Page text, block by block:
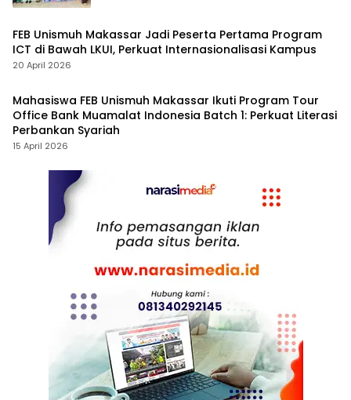
FEB Unismuh Makassar Jadi Peserta Pertama Program
ICT di Bawah LKUI, Perkuat Internasionalisasi Kampus
20 April 2026
Mahasiswa FEB Unismuh Makassar Ikuti Program Tour
Office Bank Muamalat Indonesia Batch 1: Perkuat Literasi
Perbankan Syariah
15 April 2026